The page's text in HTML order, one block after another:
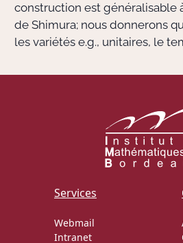
construction est généralisable
de Shimura; nous donnerons
les variétés e.g., unitaires, le
Services
Webmail
Intranet